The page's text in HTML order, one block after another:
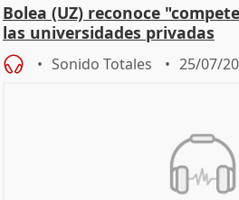
Bolea (UZ) reconoce
las universidades privadas
Sonido Totales 25/07/